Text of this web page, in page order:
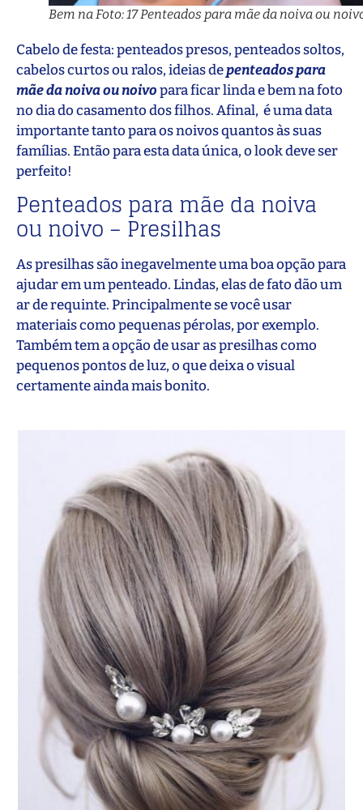
Bem na Foto: 17 Penteados para mãe da noiva ou
Cabelo de festa: penteados presos, penteados soltos,
cabelos curtos ou ralos, ideias depenteados para
mãe da noiva ou noivopara ficar linda e bem na foto
no dia do casamento dos filhos. Afinal, é uma data
importante tanto para os noivos quantos às suas
famílias. Então para esta data única, o look deve ser
perfeito!
Penteados para mãe da noiva
ou noivo – Presilhas
As presilhas são inegavelmente uma boa opção para
ajudar em um penteado. Lindas, elas de fato dão um
ar de requinte. Principalmente se você usar
materiais como pequenas pérolas, por exemplo.
Também tem a opção de usar as presilhas como
pequenos pontos de luz, o que deixa o visual
certamente ainda mais bonito.